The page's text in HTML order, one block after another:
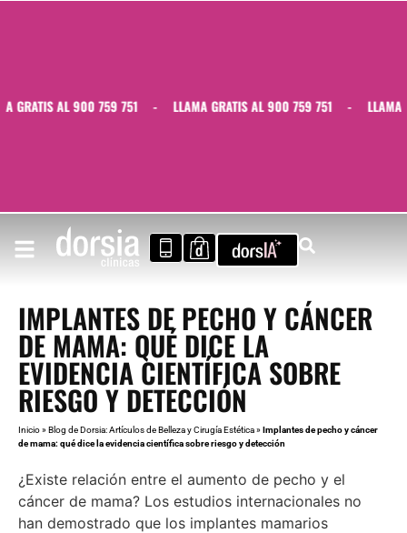
GRATIS AL 900 759 751 LLAMA GRATIS AL 900 759 751 LLAMA
IMPLANTES DE PECHO Y CÁNCER
DE MAMA: QUÉ DICE LA
EVIDENCIA CIENTÍFICA SOBRE
RIESGO Y DETECCIÓN
Inicio»Blog de Dorsia: Artículos de Belleza y Cirugía Estética»Implantes de pecho y cáncer
de mama: qué dice la evidencia científica sobre riesgo y detección
¿Existe relación entre el aumento de pecho y el
cáncer de mama? Los estudios internacionales no
han demostrado que los implantes mamarios